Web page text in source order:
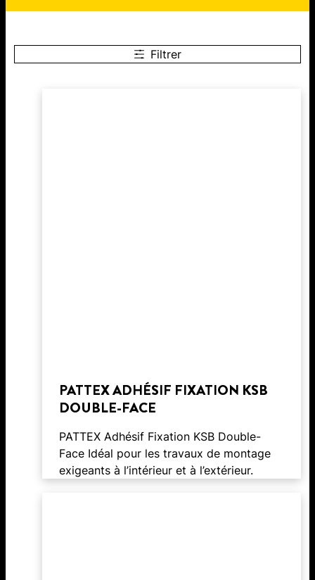
Filtrer
PATTEX ADHÉSIF FIXATION KSB
DOUBLE-FACE
PATTEX Adhésif Fixation KSB Double-
Face Idéal pour les travaux de montage
exigeants à l’intérieur et à l’extérieur.